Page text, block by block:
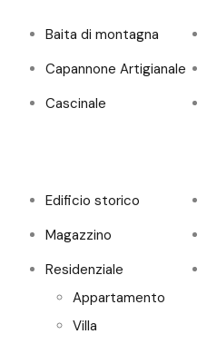
Baita di montagna
Capannone Artigianale
Cascinale
Edificio storico
Magazzino
Residenziale
Appartamento
Villa